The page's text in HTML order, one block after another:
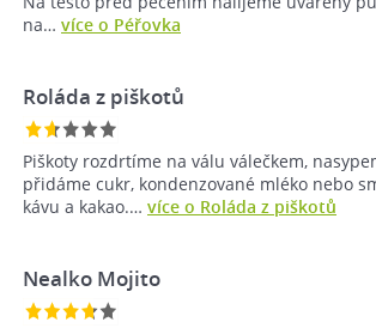
na… více o Péřovka
Roláda z piškotů
Piškoty rozdrtíme na válu válečkem,
přidáme cukr, kondenzované mléko nebo
kávu a kakao.… více o Roláda z piškotů
Nealko Mojito